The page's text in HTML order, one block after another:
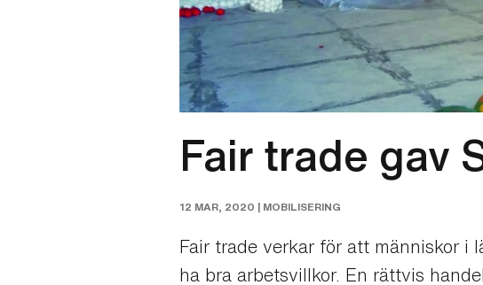
Fair trade gav
12 MAR, 2020 | MOBILISERING
Fair trade verkar för att människor i
ha bra arbetsvillkor. En rättvis